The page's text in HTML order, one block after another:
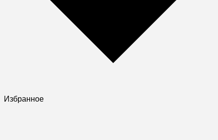
Избранное